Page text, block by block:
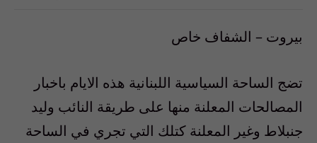
بيروت – الشفاف خاص
تضج الساحة السياسية اللبنانية هذه الايام باخبار
المصالحات المعلنة منها على طريقة النائب وليد
جنبلاط وغير المعلنة كتلك التي تجري في الساحة